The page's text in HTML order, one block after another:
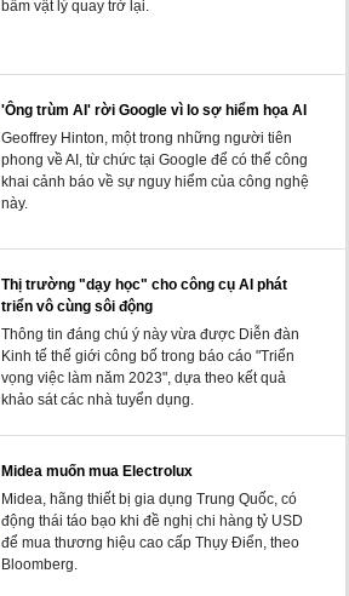
bấm vật lý quay trở lại.
'Ông trùm AI' rời Google vì lo sợ hiểm họa AI
Geoffrey Hinton, một trong những người tiên
phong về AI, từ chức tại Google để có thể công
khai cảnh báo về sự nguy hiểm của công nghệ
này.
Thị trường "dạy học" cho công cụ AI phát
triển vô cùng sôi động
Thông tin đáng chú ý này vừa được Diễn đàn
Kinh tế thế giới công bố trong báo cáo "Triển
vọng việc làm năm 2023", dựa theo kết quả
khảo sát các nhà tuyển dụng.
Midea muốn mua Electrolux
Midea, hãng thiết bị gia dụng Trung Quốc, có
động thái táo bạo khi đề nghị chi hàng tỷ USD
để mua thương hiệu cao cấp Thụy Điển, theo
Bloomberg.